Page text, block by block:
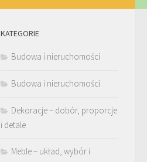
KATEGORIE
Budowa i nieruchomości
Budowa i nieruchomości
Dekoracje – dobór, proporcje
i detale
Meble – układ, wybór i